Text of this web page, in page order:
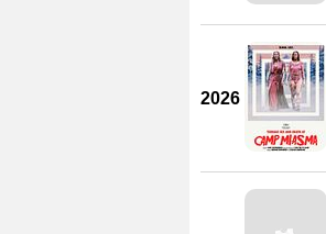
2026